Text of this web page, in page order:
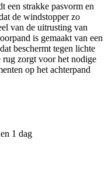
een strakke pasvorm en
de windstopper zo
van de uitrusting van
is gemaakt van een
beschermt tegen lichte
rug zorgt voor het nodige
op het achterpand
1 dag